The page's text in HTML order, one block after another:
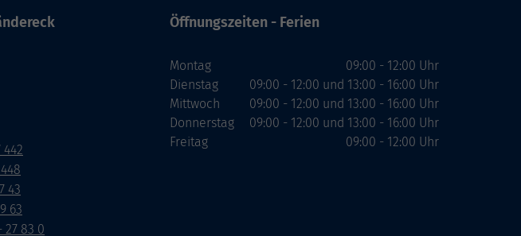
442
43
63
27 83 0
Öffnungszeiten - Ferien
Montag
Dienstag
Mittwoch
Donnerstag
Freitag
09:00 - 12:00 Uhr
09:00 - 12:00 und 13:00 - 16:00 Uhr
09:00 - 12:00 und 13:00 - 16:00 Uhr
09:00 - 12:00 und 13:00 - 16:00 Uhr
09:00 - 12:00 Uhr